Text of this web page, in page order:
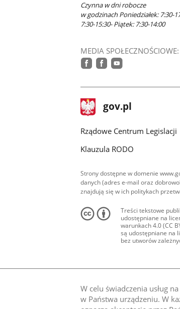
W celu świadczenia usług
w Państwa urządzeniu. W
Czynna w dni robocze
w godzinach Poniedziałek: 7:30-
7:30-15:30- Piątek: 7:30-14:00
MEDIA SPOŁECZNOŚCIOWE:
stopka
gov.pl Strona
gov.pl
Rządowe Centrum Legislacji
Klauzula RODO
Strony dostępne w domenie
danych (adres e-mail oraz
znajdują się w ich politykach
Treści tekstowe
udostępniane na
warunkach 4.0 (CC
są udostępniane na
bez utworów